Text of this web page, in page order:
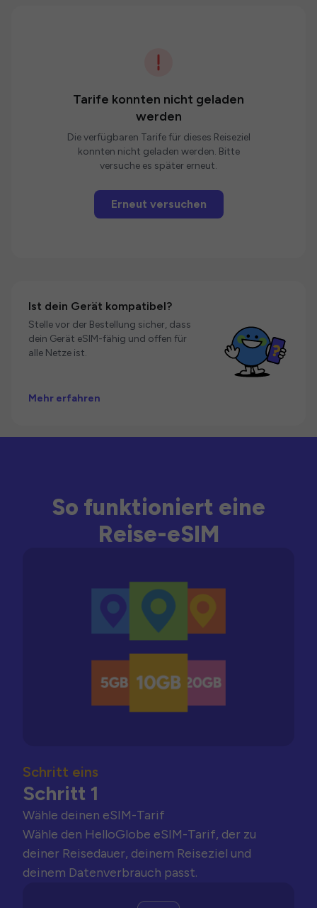
Tarife konnten nicht geladen
werden
Die verfügbaren Tarife für dieses Reiseziel
konnten nicht geladen werden. Bitte
versuche es später erneut.
Erneut versuchen
Ist dein Gerät kompatibel?
Stelle vor der Bestellung sicher, dass
dein Gerät eSIM-fähig und offen für
alle Netze ist.
Mehr erfahren
So funktioniert eine
Reise-eSIM
Schritt eins
Schritt 1
Wähle deinen eSIM-Tarif
Wähle den HelloGlobe eSIM-Tarif, der zu
deiner Reisedauer, deinem Reiseziel und
deinem Datenverbrauch passt.